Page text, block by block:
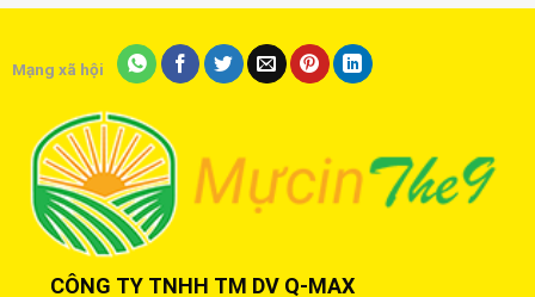
Mạng xã hội
CÔNG TY TNHH TM DV Q-MAX